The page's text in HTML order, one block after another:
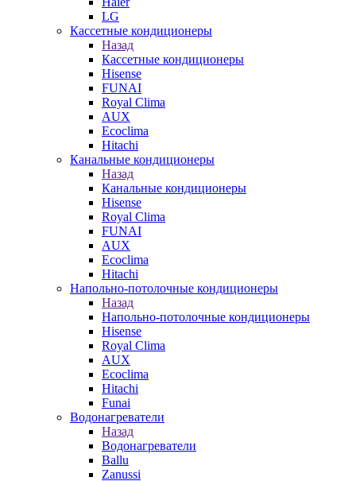
LG
Кассетные кондиционеры
Назад
Кассетные кондиционеры
Hisense
FUNAI
Royal Clima
AUX
Ecoclima
Hitachi
Канальные кондиционеры
Назад
Канальные кондиционеры
Hisense
Royal Clima
FUNAI
AUX
Ecoclima
Hitachi
Напольно-потолочные кондиционеры
Назад
Напольно-потолочные кондиционеры
Hisense
Royal Clima
AUX
Ecoclima
Hitachi
Funai
Водонагреватели
Назад
Водонагреватели
Ballu
Zanussi